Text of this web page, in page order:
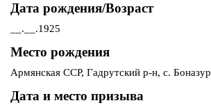
Дата рождения/Возраст
__.__.1925
Место рождения
Армянская ССР, Гадрутский р-н, с. Боназур
Дата и место призыва